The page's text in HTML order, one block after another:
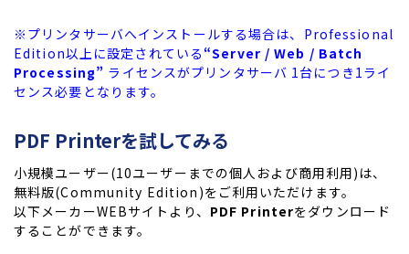
※プリンタサーバへインストールする場合は、Professional
Edition以上に設定されている “Server / Web / Batch
Processing” ライセンスがプリンタサーバ 1台につき1ライ
センス必要となります。
PDF Printerを試してみる
小規模ユーザー(10ユーザーまでの個人および商用利用)は、
無料版(Community Edition)をご利用いただけます。
以下メーカーWEBサイトより、 PDF Printerをダウンロード
することができます。